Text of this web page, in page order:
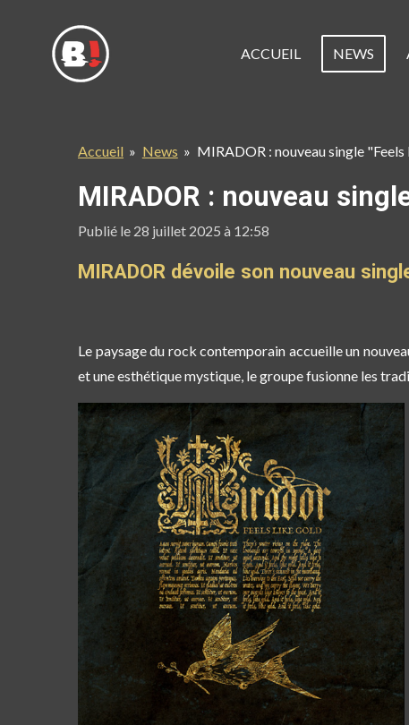
contenu
ACCUEIL NEWS
Accueil » News » MIRADOR : nouveau single
MIRADOR : nouveau
Publié le 28 juillet 2025 à 12:58
MIRADOR dévoile son nouveau
Le paysage du rock contemporain accueille un
et une esthétique mystique, le groupe fusionne les